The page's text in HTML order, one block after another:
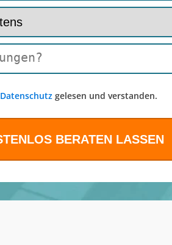
Datenschutzgelesen und verstanden.